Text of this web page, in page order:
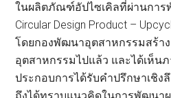
ในผลิตภัณฑ์อัปไซเคิลที่ผ่านการ
Circular Design Product –
โดยกองพัฒนาอุตสาหกรรมสร้าง
อุตสาหกรรมไปแล้ว และได้เห็น
ประกอบการได้รับคำปรึกษาเชิง